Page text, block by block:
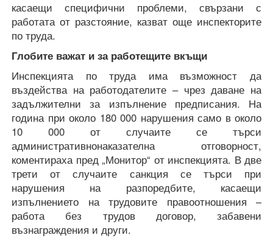
касаещи специфични проблеми, свързани с
работата от разстояние, казват още инспекторите
по труда.
Глобите важат и за работещите вкъщи
Инспекцията по труда има възможност да
въздейства на работодателите – чрез даване на
задължителни за изпълнение предписания. На
година при около 180 000 нарушения само в около
10 000 от случаите се търси
административнонаказателна отговорност,
коментираха пред „Монитор“ от инспекцията. В две
трети от случаите санкция се търси при
нарушения на разпоредбите, касаещи
изпълнението на трудовите правоотношения –
работа без трудов договор, забавени
възнаграждения и други.